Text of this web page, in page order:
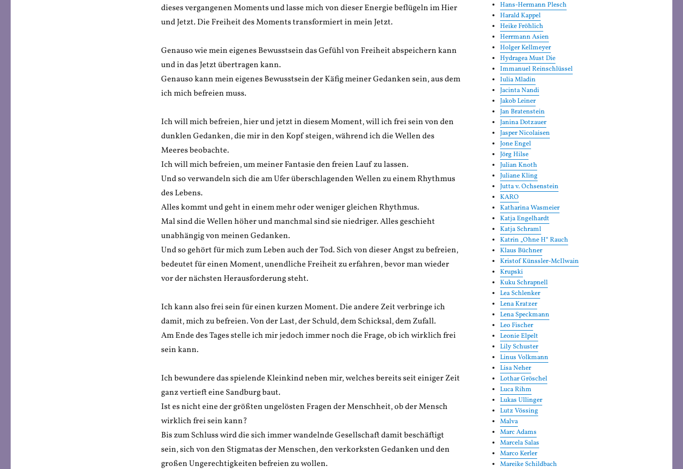
dieses vergangenen Moments und lasse mich von dieser Energie beflügeln im Hier
und Jetzt. Die Freiheit des Moments transformiert in mein Jetzt.
Genauso wie mein eigenes Bewusstsein das Gefühl von Freiheit abspeichern kann
und in das Jetzt übertragen kann.
Genauso kann mein eigenes Bewusstsein der Käfig meiner Gedanken sein, aus dem
ich mich befreien muss.
Ich will mich befreien, hier und jetzt in diesem Moment, will ich frei sein von den
dunklen Gedanken, die mir in den Kopf steigen, während ich die Wellen des
Meeres beobachte.
Ich will mich befreien, um meiner Fantasie den freien Lauf zu lassen.
Und so verwandeln sich die am Ufer überschlagenden Wellen zu einem Rhythmus
des Lebens.
Alles kommt und geht in einem mehr oder weniger gleichen Rhythmus.
Mal sind die Wellen höher und manchmal sind sie niedriger. Alles geschieht
unabhängig von meinen Gedanken.
Und so gehört für mich zum Leben auch der Tod. Sich von dieser Angst zu befreien,
bedeutet für einen Moment, unendliche Freiheit zu erfahren, bevor man wieder
vor der nächsten Herausforderung steht.
Ich kann also frei sein für einen kurzen Moment. Die andere Zeit verbringe ich
damit, mich zu befreien. Von der Last, der Schuld, dem Schicksal, dem Zufall.
Am Ende des Tages stelle ich mir jedoch immer noch die Frage, ob ich wirklich frei
sein kann.
Ich bewundere das spielende Kleinkind neben mir, welches bereits seit einiger Zeit
ganz vertieft eine Sandburg baut.
Ist es nicht eine der größten ungelösten Fragen der Menschheit, ob der Mensch
wirklich frei sein kann?
Bis zum Schluss wird die sich immer wandelnde Gesellschaft damit beschäftigt
sein, sich von den Stigmatas der Menschen, den verkorksten Gedanken und den
großen Ungerechtigkeiten befreien zu wollen.
Hans-Hermann Plesch
Harald Kappel
Heike Fröhlich
Herrmann Asien
Holger Kellmeyer
Hydragea Must Die
Immanuel Reinschlüssel
Iulia Mladin
Jacinta Nandi
Jakob Leiner
Jan Bratenstein
Janina Dotzauer
Jasper Nicolaisen
Jone Engel
Jörg Hilse
Julian Knoth
Juliane Kling
Jutta v. Ochsenstein
KARO
Katharina Wasmeier
Katja Engelhardt
Katja Schraml
Katrin „Ohne H“ Rauch
Klaus Büchner
Kristof Künssler-McIlwain
Krupski
Kuku Schrapnell
Lea Schlenker
Lena Kratzer
Lena Speckmann
Leo Fischer
Leonie Elpelt
Lily Schuster
Linus Volkmann
Lisa Neher
Lothar Gröschel
Luca Rihm
Lukas Ullinger
Lutz Vössing
Malva
Marc Adams
Marcela Salas
Marco Kerler
Mareike Schildbach